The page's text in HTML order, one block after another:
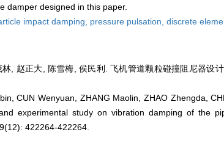
damper designed in this paper.
impact damping, pressure pulsation, discrete
, 赵正大, 陈雪梅, 侯民利. 飞机管道颗粒碰撞阻尼器设
CUN Wenyuan, ZHANG Maolin, ZHAO Zhengda,
experimental study on vibration damping of the
422264-422264.